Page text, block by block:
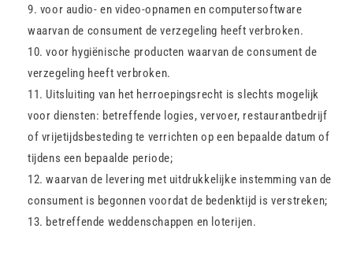
voor audio- en video-opnamen en computersoftware
waarvan de consument de verzegeling heeft verbroken.
voor hygiënische producten waarvan de consument de
verzegeling heeft verbroken.
Uitsluiting van het herroepingsrecht is slechts mogelijk
voor diensten: betreffende logies, vervoer, restaurantbedrijf
of vrijetijdsbesteding te verrichten op een bepaalde datum of
tijdens een bepaalde periode;
waarvan de levering met uitdrukkelijke instemming van de
consument is begonnen voordat de bedenktijd is verstreken;
betreffende weddenschappen en loterijen.